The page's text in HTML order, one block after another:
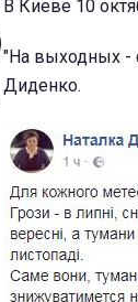
В Киеве 10
"На выходных -
Диденко.